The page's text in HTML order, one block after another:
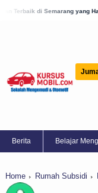
yang Harus Diketahui!
Berita Belajar
Home Rumah Subsidi